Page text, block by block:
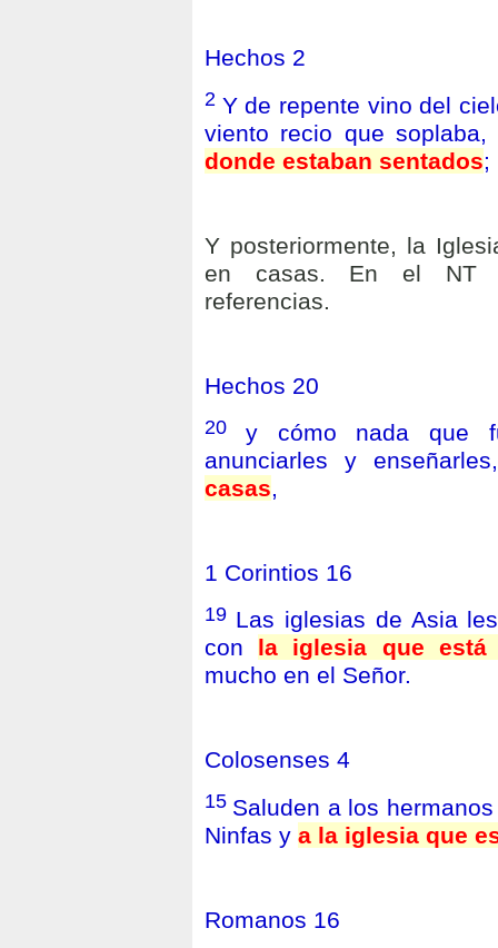
Hechos 2
2 Y de repente vino del
viento recio que
donde estaban sentados;
Y posteriormente, la
en casas. En el NT
referencias.
Hechos 20
20 y cómo nada que
anunciarles y
casas,
1 Corintios 16
19 Las iglesias de Asia
con la iglesia que
mucho en el Señor.
Colosenses 4
15 Saluden a los
Ninfas y a la iglesia que
Romanos 16